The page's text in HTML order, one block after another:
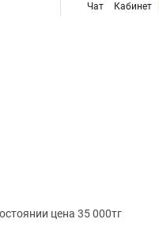
Чат Кабинет
цена 35 000тг